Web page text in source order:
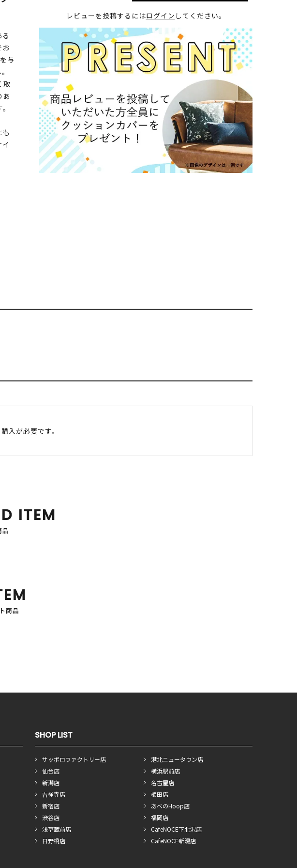
お
与
取
あ
レビューを投稿するにはログイン してください。
購入が必要です。
ITEM
品
商品
SHOP LIST
サッポロファクトリー店
仙台店
新潟店
吉祥寺店
新宿店
渋谷店
浅草蔵前店
日野橋店
港北ニュータウン店
横浜駅前店
名古屋店
梅田店
あべのHoop店
福岡店
CafeNOCE下北沢店
CafeNOCE新潟店